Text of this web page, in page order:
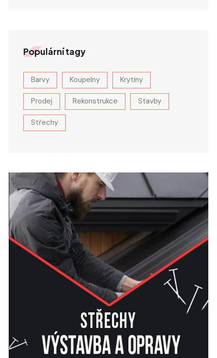
Populární tagy
Barvy Koupelny Krytiny
Prodej Rekonstrukce Stavby
Střechy